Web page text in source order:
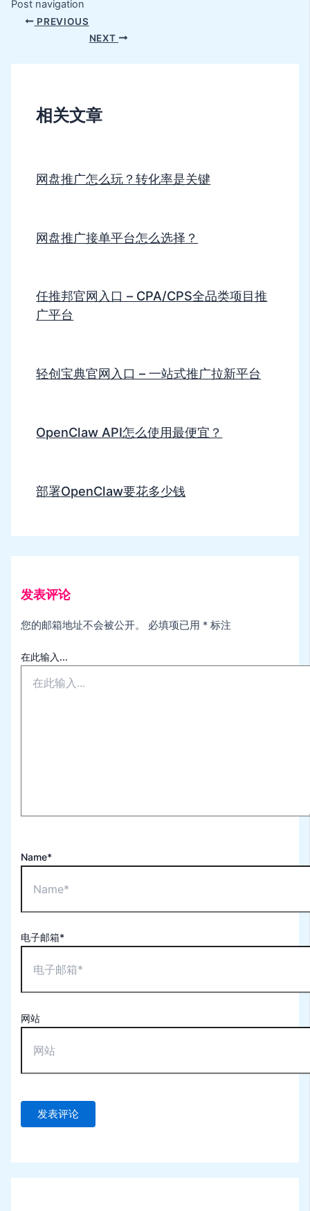
Post navigation
PREVIOUS
NEXT
相关文章
网盘推广怎么玩？转化率是关键
网盘推广接单平台怎么选择？
任推邦官网入口 – CPA/CPS全品类项目推
广平台
轻创宝典官网入口 – 一站式推广拉新平台
OpenClaw API怎么使用最便宜？
部署OpenClaw要花多少钱
发表评论
您的邮箱地址不会被公开。 必填项已用 * 标注
在此输入...
Name*
电子邮箱*
网站